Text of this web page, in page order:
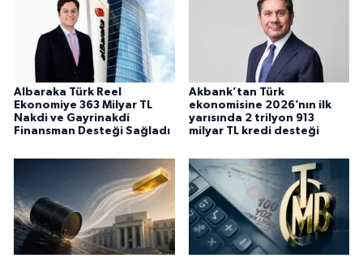
Albaraka Türk Reel
Ekonomiye 363 Milyar TL
Nakdi ve Gayrinakdi
Finansman Desteği Sağladı
Akbank’tan Türk
ekonomisine 2026’nın ilk
yarısında 2 trilyon 913
milyar TL kredi desteği